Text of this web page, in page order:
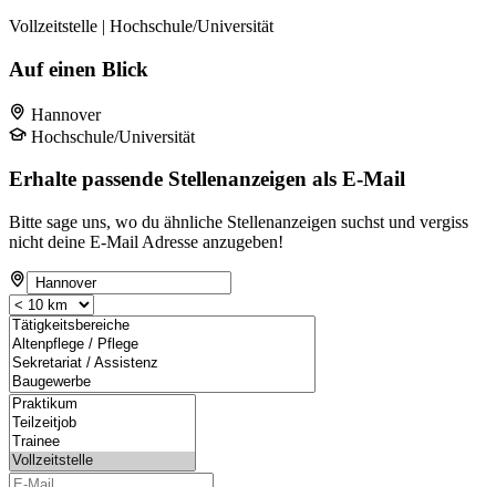
Vollzeitstelle | Hochschule/Universität
Auf einen Blick
Hannover
Hochschule/Universität
Erhalte passende Stellenanzeigen als E-Mail
Bitte sage uns, wo du ähnliche Stellenanzeigen suchst und vergiss
nicht deine E-Mail Adresse anzugeben!